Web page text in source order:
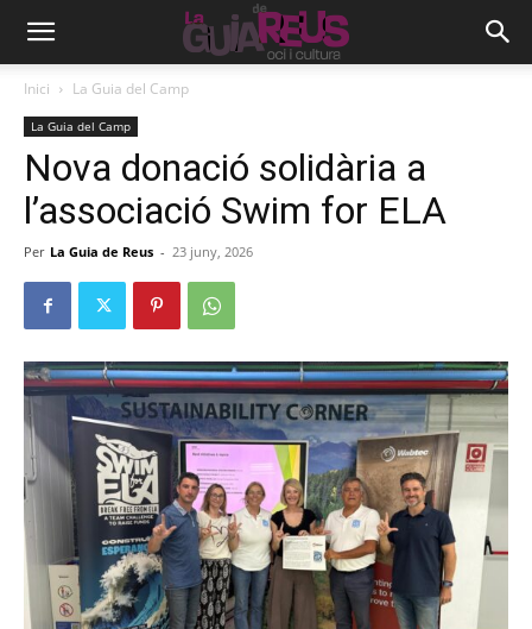
Inici La Guia del Camp
La Guia del Camp
Nova donació solidària a
l’associació Swim for ELA
Per La Guia de Reus - 23 juny, 2026